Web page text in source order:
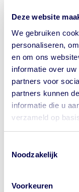
Deze website
We gebruiken
personaliseren,
en om ons
informatie over
partners voor
partners kunnen
informatie die u
verzameld op
Noodzakelijk
Voorkeuren
Let op waar
Wil je bij
Dé
Deapp
het voorkomen
doen als je
hond of aap,
hebt. De app
als je WiFi
hebt.
Je kunt er je